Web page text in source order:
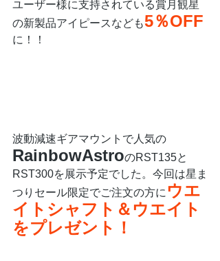
ユーザー様に支持されている賞月観星
の新製品アイピースなども5％OFF
に！！
波動減速ギアマウントで人気の
RainbowAstroのRST135と
RST300を展示予定でした。今回は星ま
つりセール限定でご注文の方に ウエ
イトシャフト＆ウエイト
をプレゼント！